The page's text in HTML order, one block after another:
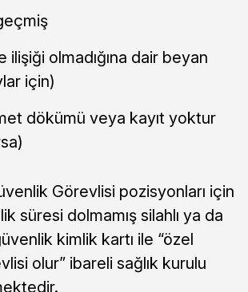
ilişiği olmadığına dair beyan
için)
dökümü veya kayıt yoktur
Görevlisi pozisyonları için
süresi dolmamış silahlı ya da
kimlik kartı ile “özel
olur” ibareli sağlık kurulu